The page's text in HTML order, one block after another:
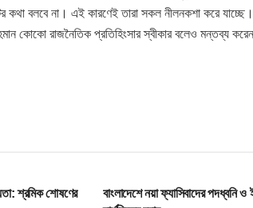
কথা বলবে না। এই কারণেই তারা সকল নীলনকশা করে যাচ্ছে।
কোকো রাজনৈতিক প্রতিহিংসার স্বীকার বলেও মন্তব্য
শ্রমিক শোষণের
বাংলাদেশে নয়া ফ্যাসিবাদের পদধ্বনি ও